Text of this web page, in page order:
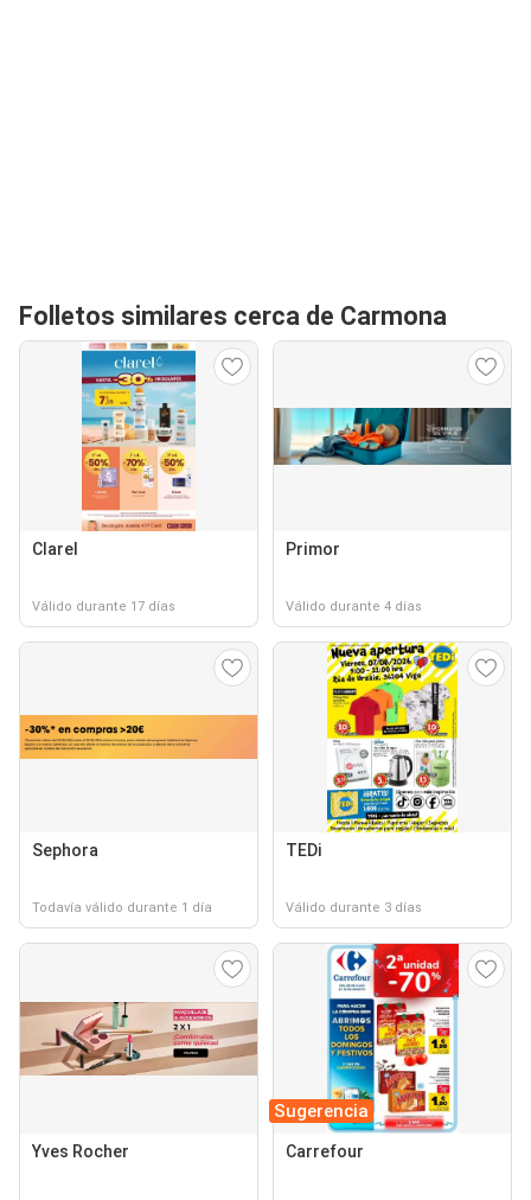
Folletos similares cerca de Carmona
Clarel
Válido durante 17 días
Primor
Válido durante 4 días
Sephora
Todavía válido durante 1 día
TEDi
Válido durante 3 días
Yves Rocher
Sugerencia
Carrefour